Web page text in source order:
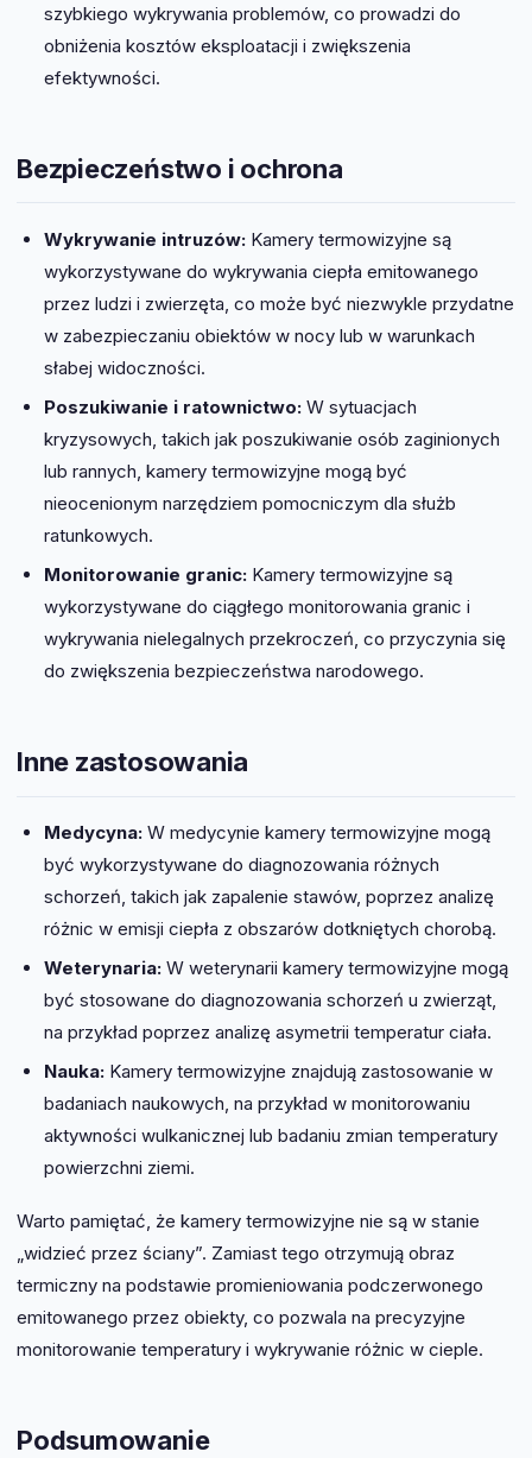
szybkiego wykrywania problemów, co prowadzi do
obniżenia kosztów eksploatacji i zwiększenia
efektywności.
Bezpieczeństwo i ochrona
Wykrywanie intruzów:Kamery termowizyjne są
wykorzystywane do wykrywania ciepła emitowanego
przez ludzi i zwierzęta, co może być niezwykle przydatne
w zabezpieczaniu obiektów w nocy lub w warunkach
słabej widoczności.
Poszukiwanie i ratownictwo:W sytuacjach
kryzysowych, takich jak poszukiwanie osób zaginionych
lub rannych, kamery termowizyjne mogą być
nieocenionym narzędziem pomocniczym dla służb
ratunkowych.
Monitorowanie granic:Kamery termowizyjne są
wykorzystywane do ciągłego monitorowania granic i
wykrywania nielegalnych przekroczeń, co przyczynia się
do zwiększenia bezpieczeństwa narodowego.
Inne zastosowania
Medycyna:W medycynie kamery termowizyjne mogą
być wykorzystywane do diagnozowania różnych
schorzeń, takich jak zapalenie stawów, poprzez analizę
różnic w emisji ciepła z obszarów dotkniętych chorobą.
Weterynaria:W weterynarii kamery termowizyjne mogą
być stosowane do diagnozowania schorzeń u zwierząt,
na przykład poprzez analizę asymetrii temperatur ciała.
Nauka:Kamery termowizyjne znajdują zastosowanie w
badaniach naukowych, na przykład w monitorowaniu
aktywności wulkanicznej lub badaniu zmian temperatury
powierzchni ziemi.
Warto pamiętać, że kamery termowizyjne nie są w stanie
„widzieć przez ściany”. Zamiast tego otrzymują obraz
termiczny na podstawie promieniowania podczerwonego
emitowanego przez obiekty, co pozwala na precyzyjne
monitorowanie temperatury i wykrywanie różnic w cieple.
Podsumowanie